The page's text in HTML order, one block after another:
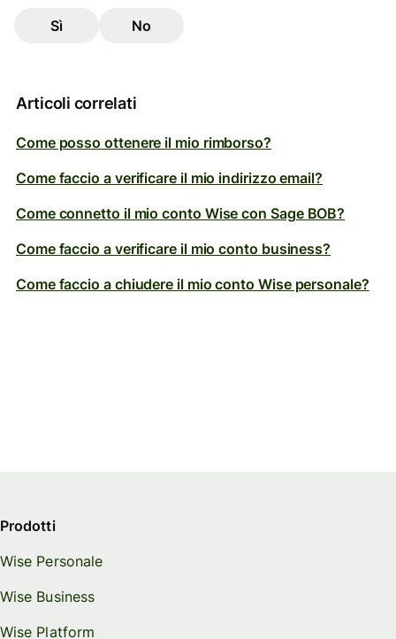
Sì No
Articoli correlati
Come posso ottenere il mio rimborso?
Come faccio a verificare il mio indirizzo email?
Come connetto il mio conto Wise con Sage BOB?
Come faccio a verificare il mio conto business?
Come faccio a chiudere il mio conto Wise personale?
Prodotti
Wise Personale
Wise Business
Wise Platform